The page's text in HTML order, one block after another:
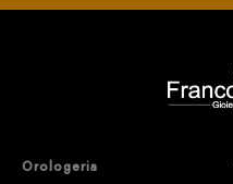
Orologeria